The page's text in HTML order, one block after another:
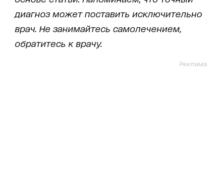
диагноз может поставить исключительно
врач. Не занимайтесь самолечением,
обратитесь к врачу.
Реклама